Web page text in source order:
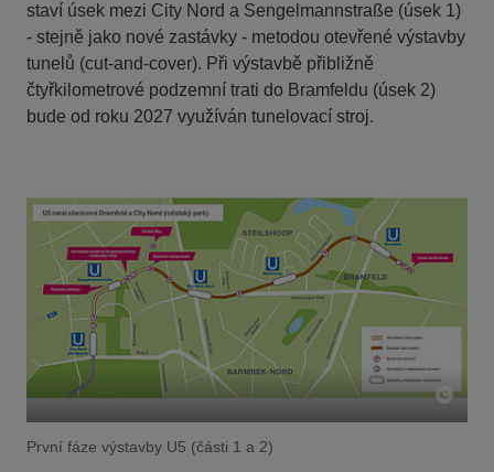
staví úsek mezi City Nord a Sengelmannstraße (úsek 1)
- stejně jako nové zastávky - metodou otevřené výstavby
tunelů (cut-and-cover). Při výstavbě přibližně
čtyřkilometrové podzemní trati do Bramfeldu (úsek 2)
bude od roku 2027 využíván tunelovací stroj.
První fáze výstavby U5 (části 1 a 2)